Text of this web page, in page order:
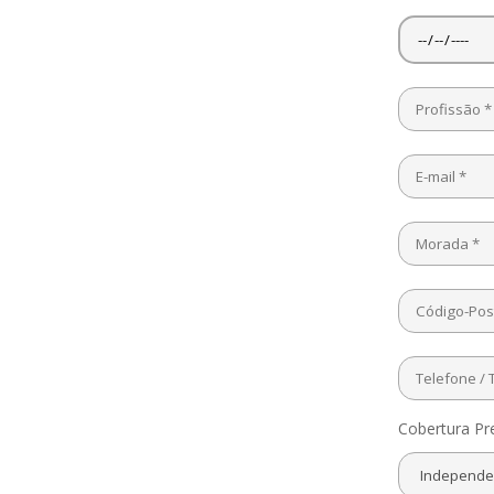
Cobertura